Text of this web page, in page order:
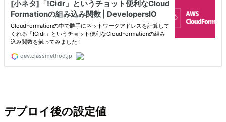
デプロイ後の設定値